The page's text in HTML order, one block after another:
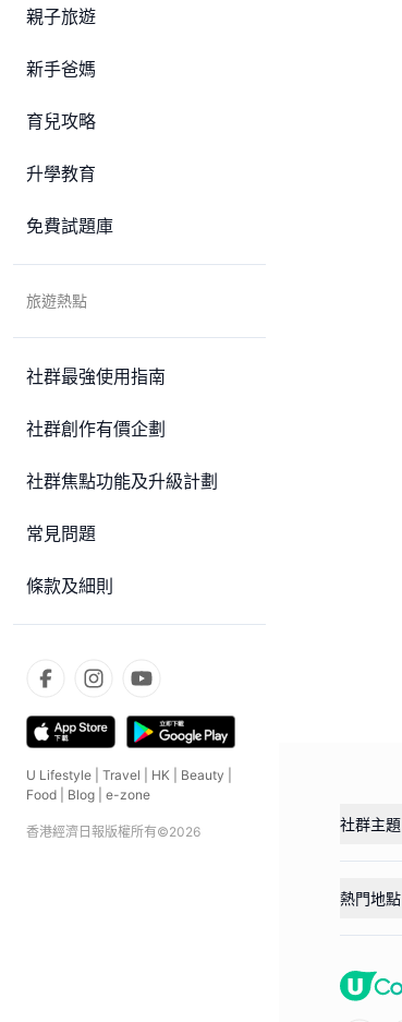
親子旅遊
新手爸媽
育兒攻略
升學教育
免費試題庫
旅遊熱點
社群最強使用指南
社群創作有價企劃
社群焦點功能及升級計劃
常見問題
條款及細則
U Lifestyle Travel HK Beauty
Food
Blog e-zone
香港經濟日報版權所有©2026 社群主題
熱門地點